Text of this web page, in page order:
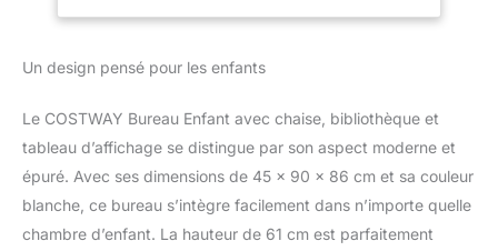
Ans
d'épingler des notes et
de qualité supérieure】Le
bureau enfant avec
chaise est fabriqué en
avec une peinture sûre
pour la résistance à
Un design pensé pour les enfants
Le COSTWAY Bureau Enfant avec chaise, bibliothèque et
tableau d’affichage se distingue par son aspect moderne et
épuré. Avec ses dimensions de 45 x 90 x 86 cm et sa couleur
blanche, ce bureau s’intègre facilement dans n’importe quelle
chambre d’enfant. La hauteur de 61 cm est parfaitement